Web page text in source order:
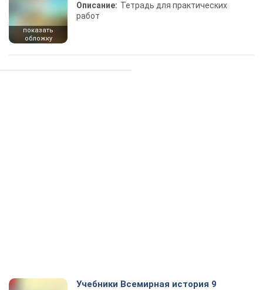
показать
обложку
Описание: Тетрадь для практических
работ
Учебники Всемирная история 9